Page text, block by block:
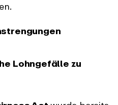
Lohngefälle zu